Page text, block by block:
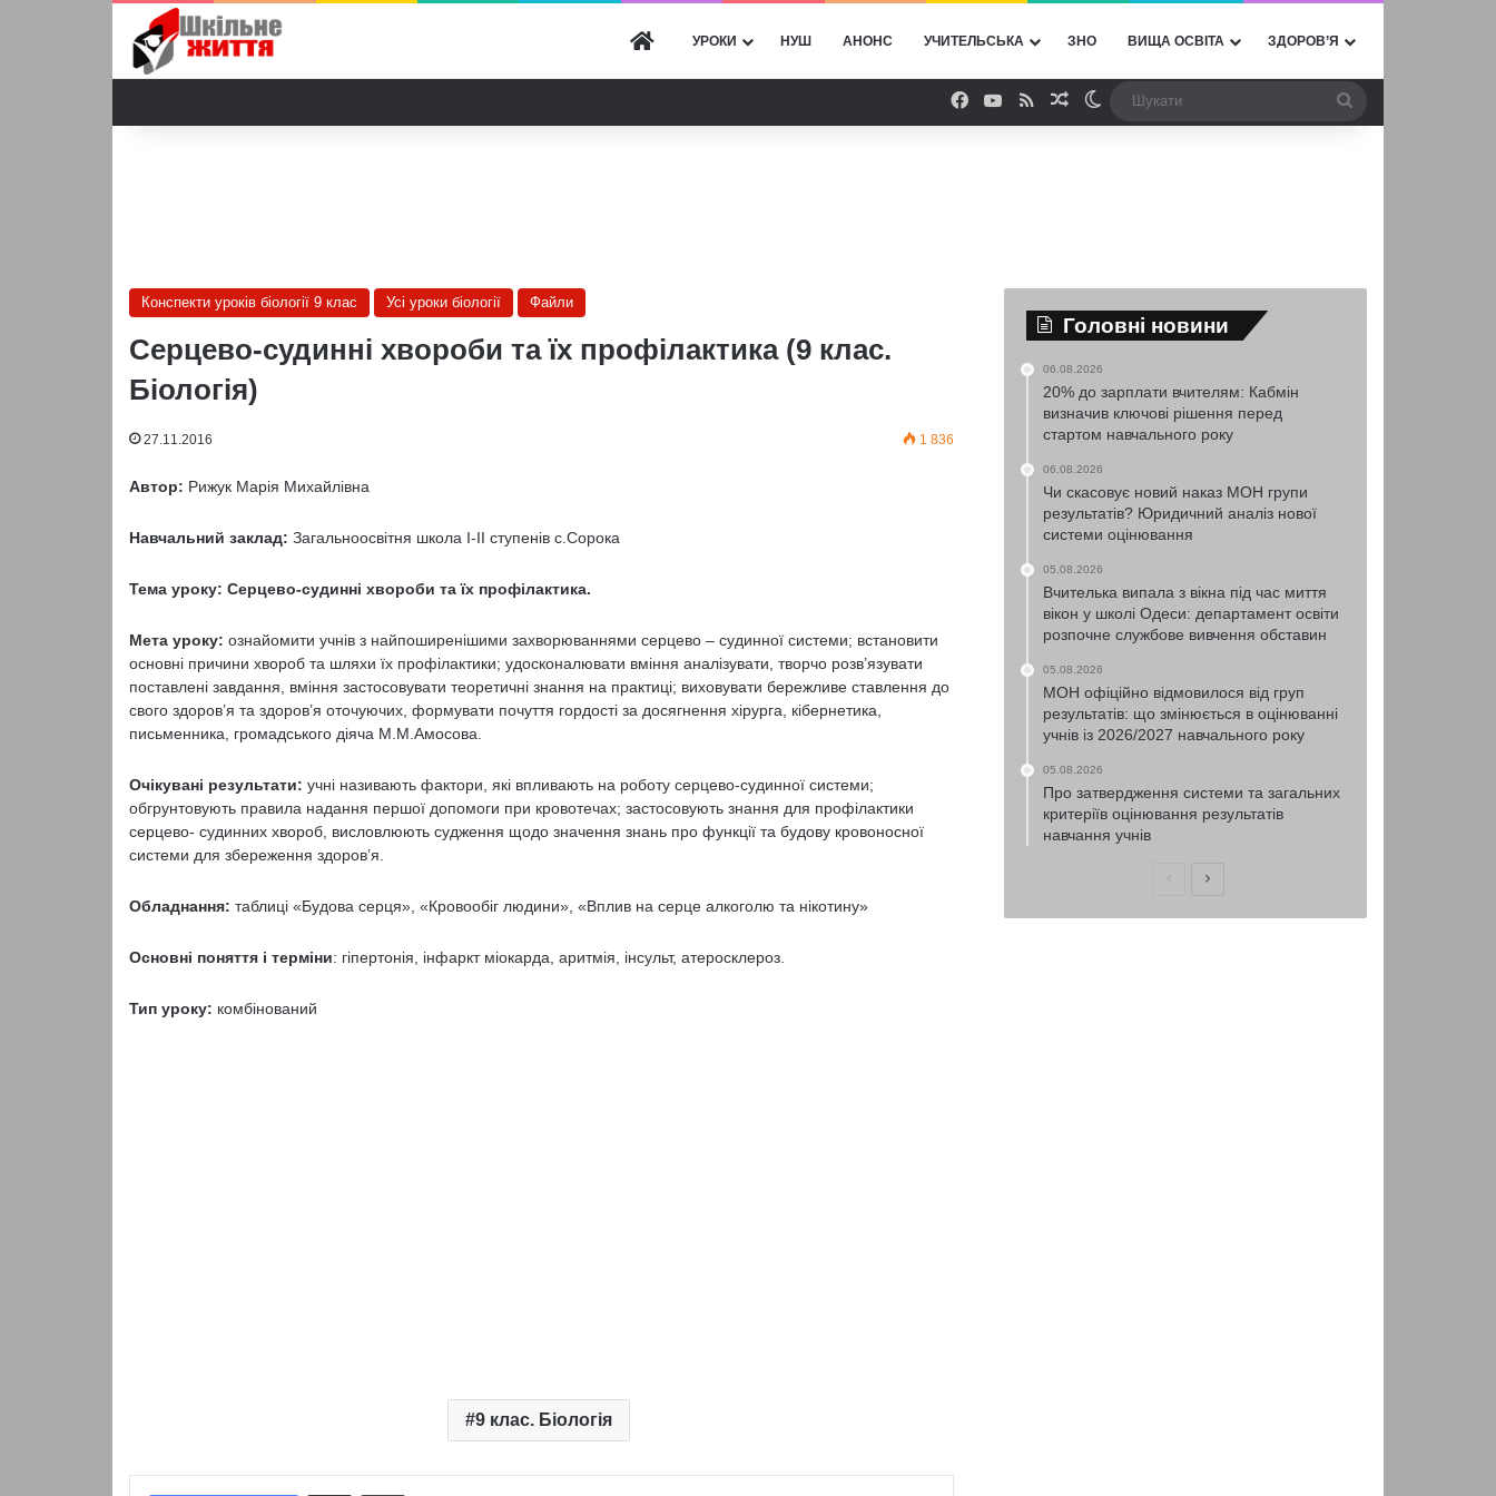
ГОЛОВНА
УРОКИ НУШ АНОНС УЧИТЕЛЬСЬКА ЗНО ВИЩА ОСВІТА ЗДОРОВ’Я
Facebook
YouTube
RSSВипадкова стаття
Switch skin
Конспекти уроків біології 9 клас Усі уроки біології Файли
Серцево-судинні хвороби та їх профілактика (9 клас.
Біологія)
27.11.2016 1 836
Автор: Рижук Марія Михайлівна
Навчальний заклад: Загальноосвітня школа І-ІІ ступенів с.Сорока
Тема уроку: Серцево-судинні хвороби та їх профілактика.
Мета уроку: ознайомити учнів з найпоширенішими захворюваннями серцево – судинної системи; встановити
основні причини хвороб та шляхи їх профілактики; удосконалювати вміння аналізувати, творчо розв’язувати
поставлені завдання, вміння застосовувати теоретичні знання на практиці; виховувати бережливе ставлення до
свого здоров’я та здоров’я оточуючих, формувати почуття гордості за досягнення хірурга, кібернетика,
письменника, громадського діяча М.М.Амосова.
Очікувані результати: учні називають фактори, які впливають на роботу серцево-судинної системи;
обгрунтовують правила надання першої допомоги при кровотечах; застосовують знання для профілактики
серцево- судинних хвороб, висловлюють судження щодо значення знань про функції та будову кровоносної
системи для збереження здоров’я.
Обладнання: таблиці «Будова серця», «Кровообіг людини», «Вплив на серце алкоголю та нікотину»
Основні поняття і терміни: гіпертонія, інфаркт міокарда, аритмія, інсульт, атеросклероз.
Тип уроку: комбінований
9 клас. Біологія
Головні новини
06.08.2026
20% до зарплати вчителям: Кабмін
визначив ключові рішення перед
стартом навчального року
06.08.2026
Чи скасовує новий наказ МОН групи
результатів? Юридичний аналіз нової
системи оцінювання
05.08.2026
Вчителька випала з вікна під час миття
вікон у школі Одеси: департамент освіти
розпочне службове вивчення обставин
05.08.2026
МОН офіційно відмовилося від груп
результатів: що змінюється в оцінюванні
учнів із 2026/2027 навчального року
05.08.2026
Про затвердження системи та загальних
критеріїв оцінювання результатів
навчання учнів
ПопередняНаступна